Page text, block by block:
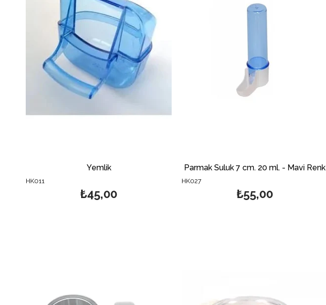
Yemlik
HK011
₺45,00
Parmak Suluk 7 cm. 20 ml. - Mavi Renk
HK027
₺55,00